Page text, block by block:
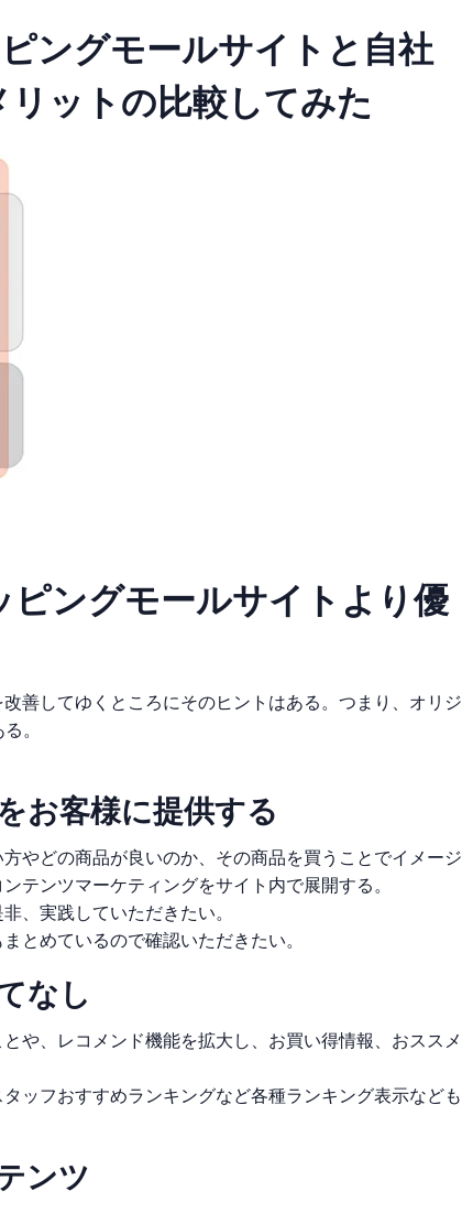
ングモールサイトと自社
ットの比較してみた
ングモールサイトより優
善してゆくところにそのヒントはある。つまり、オリジ
。
お客様に提供する
やどの商品が良いのか、その商品を買うことでイメージ
テンツマーケティングをサイト内で展開する。
、実践していただきたい。
とめているので確認いただきたい。
なし
や、レコメンド機能を拡大し、お買い得情報、おススメ
ッフおすすめランキングなど各種ランキング表示なども
ンツ